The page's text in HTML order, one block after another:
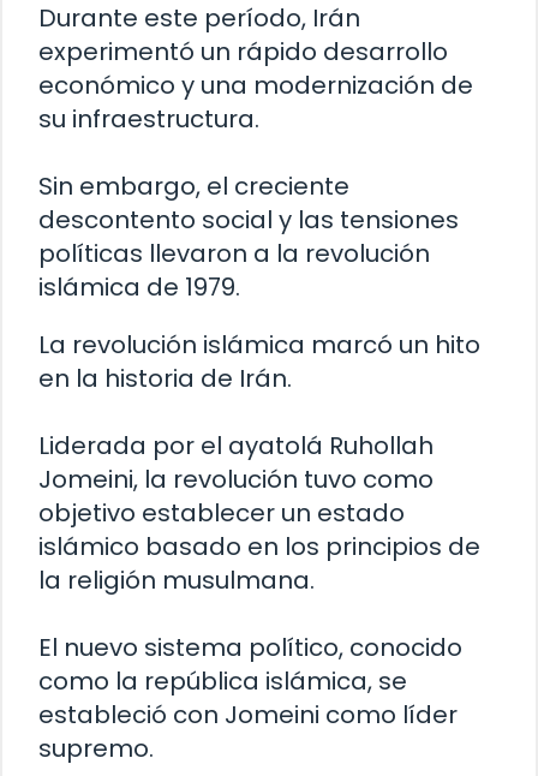
Durante este período, Irán
experimentó un rápido desarrollo
económico y una modernización de
su infraestructura.
Sin embargo, el creciente
descontento social y las tensiones
políticas llevaron a la revolución
islámica de 1979.
La revolución islámica marcó un hito
en la historia de Irán.
Liderada por el ayatolá Ruhollah
Jomeini, la revolución tuvo como
objetivo establecer un estado
islámico basado en los principios de
la religión musulmana.
El nuevo sistema político, conocido
como la república islámica, se
estableció con Jomeini como líder
supremo.